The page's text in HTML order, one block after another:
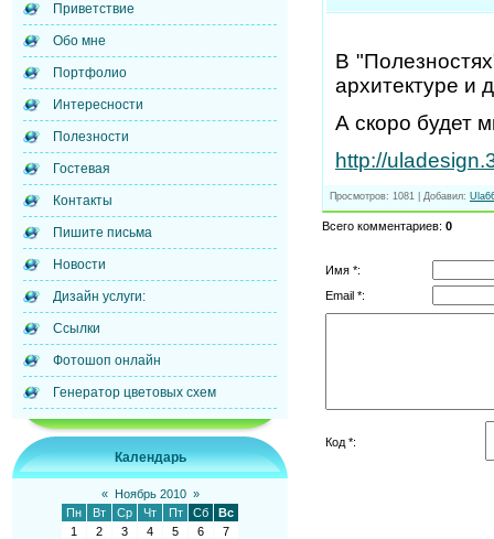
Приветствие
Обо мне
Портфолио
Интересности
Полезности
Гостевая
Контакты
Пишите письма
Новости
Дизайн услуги:
Ссылки
Фотошоп онлайн
Генератор цветовых схем
Календарь
« Ноябрь 2010 »
Пн
Вт Ср Чт Пт Сб
Вс
1
2 3 4 5 6
7
В
архитектуре и
А скоро будет
http://
Просмотров: 1081 | Добавил:
Всего комментариев: 0
Имя *:
Email *:
Код *: